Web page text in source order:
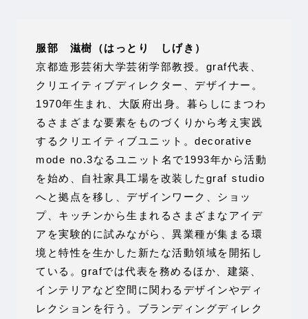
服部 滋樹（はっとり しげき）
京都造形芸術大学芸術学部教授。graf代表、
クリエイティブディレクター、デザイナー。
1970年生まれ、大阪府出身。暮らしにまつわ
るさまざまな要素をものづくりから考え実践
するクリエイティブユニット。decorative
mode no.3なるユニット名で1993年から活動
を始め、自社家具工場を改装したgraf studio
へと拠点を移し、デザインワーク、ショッ
プ、キッチンから生まれるさまざまなアイデ
アを実験的に試みながら、異業種が集まる環
境と特性を生かした新たな活動領域を開拓し
ている。grafでは代表を務めるほか、建築、
インテリアなど空間に関わるデザインやディ
レクションを行う。ブランディングディレク